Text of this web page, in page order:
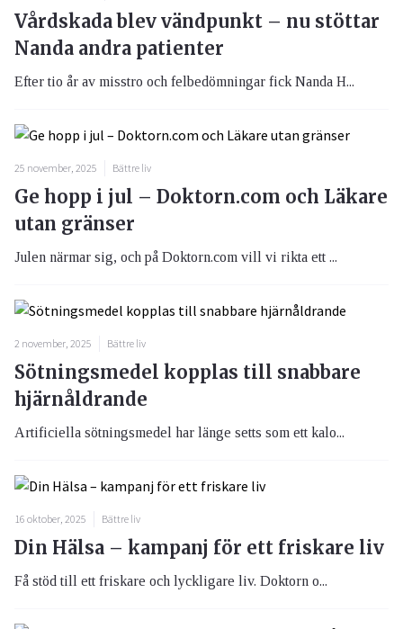
Vårdskada blev vändpunkt – nu stöttar
Nanda andra patienter
Efter tio år av misstro och felbedömningar fick Nanda H...
25 november, 2025 Bättre liv
Ge hopp i jul – Doktorn.com och Läkare
utan gränser
Julen närmar sig, och på Doktorn.com vill vi rikta ett ...
2 november, 2025 Bättre liv
Sötningsmedel kopplas till snabbare
hjärnåldrande
Artificiella sötningsmedel har länge setts som ett kalo...
16 oktober, 2025 Bättre liv
Din Hälsa – kampanj för ett friskare liv
Få stöd till ett friskare och lyckligare liv. Doktorn o...